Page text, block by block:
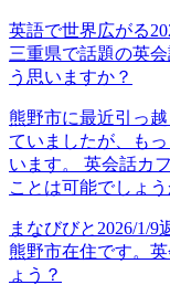
英語で世界広がる
三重県で話題の英
う思いますか？
熊野市に最近引っ
ていましたが、も
います。 英会話カ
ことは可能でしょ
まなびびと 2026/1/9
熊野市在住です。
ょう？